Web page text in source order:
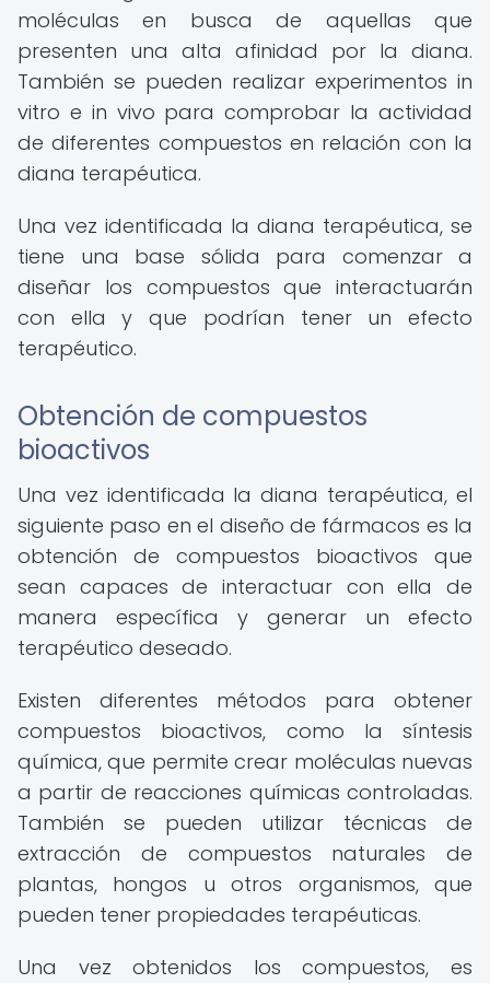
moléculas en busca de aquellas que
presenten una alta afinidad por la diana.
También se pueden realizar experimentos in
vitro e in vivo para comprobar la actividad
de diferentes compuestos en relación con la
diana terapéutica.
Una vez identificada la diana terapéutica, se
tiene una base sólida para comenzar a
diseñar los compuestos que interactuarán
con ella y que podrían tener un efecto
terapéutico.
Obtención de compuestos
bioactivos
Una vez identificada la diana terapéutica, el
siguiente paso en el diseño de fármacos es la
obtención de compuestos bioactivos que
sean capaces de interactuar con ella de
manera específica y generar un efecto
terapéutico deseado.
Existen diferentes métodos para obtener
compuestos bioactivos, como la síntesis
química, que permite crear moléculas nuevas
a partir de reacciones químicas controladas.
También se pueden utilizar técnicas de
extracción de compuestos naturales de
plantas, hongos u otros organismos, que
pueden tener propiedades terapéuticas.
Una vez obtenidos los compuestos, es